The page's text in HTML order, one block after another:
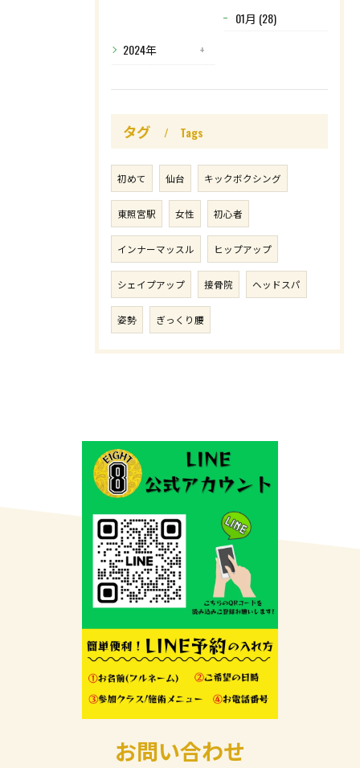
01月 (28)
2024年
タグ Tags
初めて 仙台 キックボクシング
東照宮駅 女性 初心者
インナーマッスル ヒップアップ
シェイプアップ 接骨院 ヘッドスパ
姿勢 ぎっくり腰
お問い合わせ